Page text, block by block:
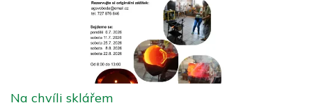
Na chvíli sklářem